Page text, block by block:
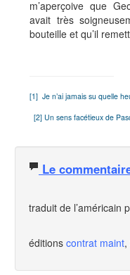
m’aperçoive que
avait très
bouteille et qu’il
[1] Je n’ai jamais su quelle
[2] Un sens facétieux de
Le
traduit de l’américain
éditions contrat maint,